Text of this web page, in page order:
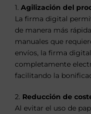
1. Agilización del
La firma digital
de manera más
manuales que
envíos, la firma
completamente
facilitando la
2. Reducción de
Al evitar el uso de